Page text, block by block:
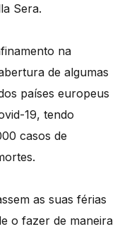
Sera.
na
de algumas
países europeus
19, tendo
casos de
as suas férias
o fazer de maneira